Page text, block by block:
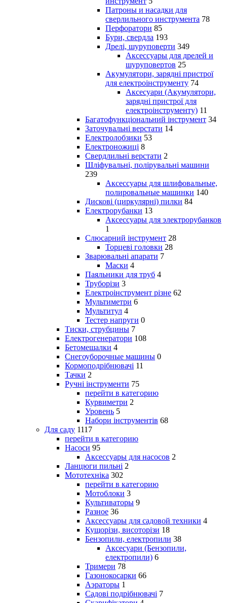
Патроны и насадки для
сверлильного инструмента 78
Перфоратори 85
Бури, свердла 193
Дрелі, шуруповерти 349
Аксессуары для дрелей и
шуруповертов 25
Акумулятори, зарядні пристрої
для електроінструменту 74
Аксесуари (Акумулятори,
зарядні пристрої для
електроінструменту) 11
Багатофункціональний інструмент 34
Заточувальні верстати 14
Електролобзики 53
Електроножиці 8
Свердлильні верстати 2
Шліфувальні, полірувальні машини
239
Аксессуары для шлифовальные,
полировальные машинки 140
Дискові (циркулярні) пилки 84
Електрорубанки 13
Аксессуары для электрорубанков
1
Слюсарний інструмент 28
Торцеві головки 28
Зварювальні апарати 7
Маски 4
Паяльники для труб 4
Труборізи 3
Електроінструмент різне 62
Мультиметри 6
Мультитул 4
Тестер напруги 0
Тиски, струбцины 7
Електрогенератори 108
Бетомешалки 4
Снегоуборочные машины 0
Кормоподрібнювачі 11
Тачки 2
Ручні інструменти 75
перейти в категорию
Курвиметри 2
Уровень 5
Набори інструментів 68
Для саду 1117
перейти в категорию
Насоси 95
Аксессуары для насосов 2
Ланцюги пильні 2
Мототехніка 302
перейти в категорию
Мотоблоки 3
Культиваторы 9
Разное 36
Аксессуары для садовой техники 4
Кущорізи, висоторізи 18
Бензопили, електропили 38
Аксесуари (Бензопили,
електропили) 6
Тримери 78
Газонокосарки 66
Аэраторы 1
Садові подрібнювачі 7